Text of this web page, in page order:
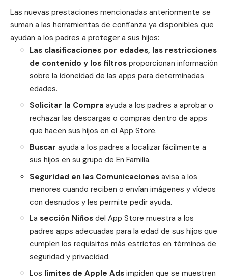
Las nuevas prestaciones mencionadas anteriormente se
suman a las herramientas de confianza ya disponibles que
ayudan a los padres a proteger a sus hijos:
Las clasificaciones por edades, las restricciones
de contenido y los filtros proporcionan información
sobre la idoneidad de las apps para determinadas
edades.
Solicitar la Compra ayuda a los padres a aprobar o
rechazar las descargas o compras dentro de apps
que hacen sus hijos en el App Store.
Buscar ayuda a los padres a localizar fácilmente a
sus hijos en su grupo de En Familia.
Seguridad en las Comunicacionesavisa a los
menores cuando reciben o envían imágenes y vídeos
con desnudos y les permite pedir ayuda.
La sección Niñosdel App Store muestra a los
padres apps adecuadas para la edad de sus hijos que
cumplen los requisitos más estrictos en términos de
seguridad y privacidad.
Los límites de Apple Adsimpiden que se muestren